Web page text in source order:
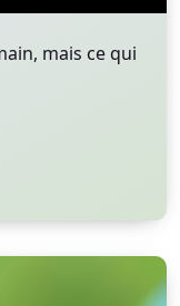
mais ce qui